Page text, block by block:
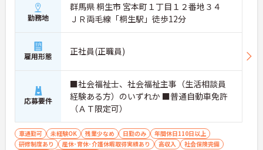
勤務地
群馬県 桐生市 宮本町１丁目１２番地３４
ＪＲ両毛線「桐生駅」徒歩12分
雇用形態 正社員(正職員)
応募要件
■社会福祉士、社会福祉主事（生活相談員
経験ある方）のいずれか ■普通自動車免許
（ＡＴ限定可）
車通勤可 未経験OK 残業少なめ 日勤のみ
年間休日110日以上
研修制度あり
産休･育休･介護休暇取得実績あり 高収入
社会保険完備